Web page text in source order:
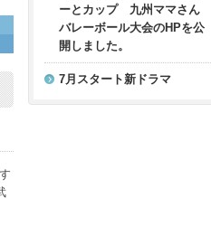
ーとカップ 九州ママさん
バレーボール大会のHPを公
開しました。
7月スタート新ドラマ